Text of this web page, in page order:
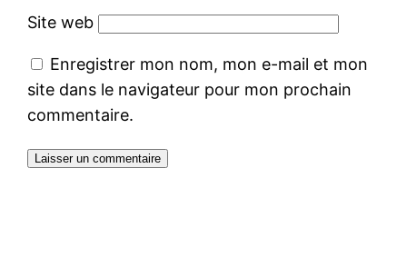
Site web
Enregistrer mon nom, mon e-mail et mon
site dans le navigateur pour mon prochain
commentaire.